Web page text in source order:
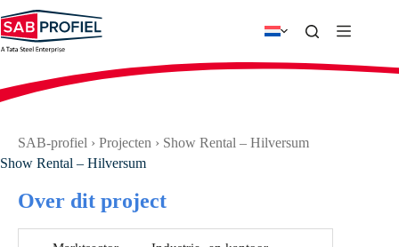
naar
de
inhoud
SAB-profiel › Projecten › Show Rental – Hilversum
Show Rental – Hilversum
Over dit project